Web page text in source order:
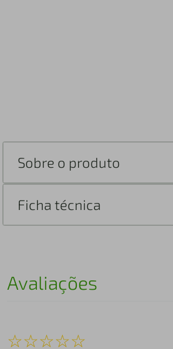
Sobre o produto
Ficha técnica
Avaliações
☆☆☆☆☆